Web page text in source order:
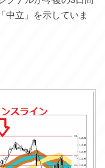
中立」を示していま